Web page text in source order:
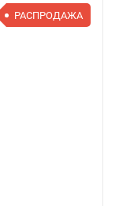
РАСПРОДАЖА